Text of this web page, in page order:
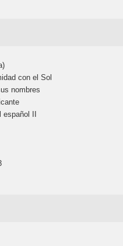
con el Sol
nombres
II